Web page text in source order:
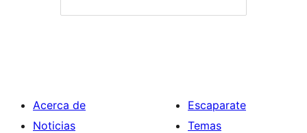
Acerca de
Noticias
Escaparate
Temas